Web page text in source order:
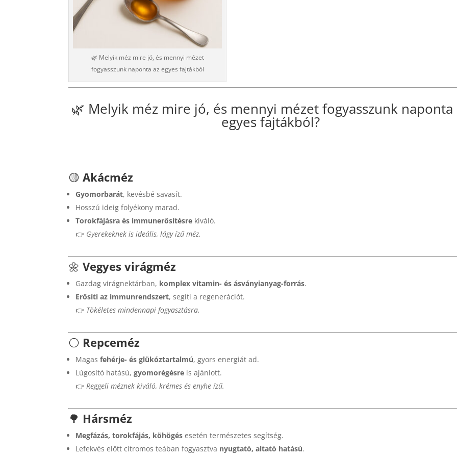
🌿 Melyik méz mire jó, és mennyi mézet
fogyasszunk naponta az egyes fajtákból
🌿 Melyik méz mire jó, és mennyi mézet fogyasszunk naponta
egyes fajtákból?
🟡Akácméz
Gyomorbarát, kevésbé savasít.
Hosszú ideig folyékony marad.
Torokfájásra és immunerősítésre kiváló.
👉 Gyerekeknek is ideális, lágy ízű méz.
🌼Vegyes virágméz
Gazdag virágnektárban, komplex vitamin- és ásványianyag-forrás.
Erősíti az immunrendszert, segíti a regenerációt.
👉 Tökéletes mindennapi fogyasztásra.
⚪ Repceméz
Magasfehérje- és glükóztartalmú, gyors energiát ad.
Lúgosító hatású,gyomorégésre is ajánlott.
👉Reggeli méznek kiváló, krémes és enyhe ízű.
🌳 Hársméz
Megfázás, torokfájás, köhögés esetén természetes segítség.
Lefekvés előtt citromos teában fogyasztva nyugtató, altató hatású.